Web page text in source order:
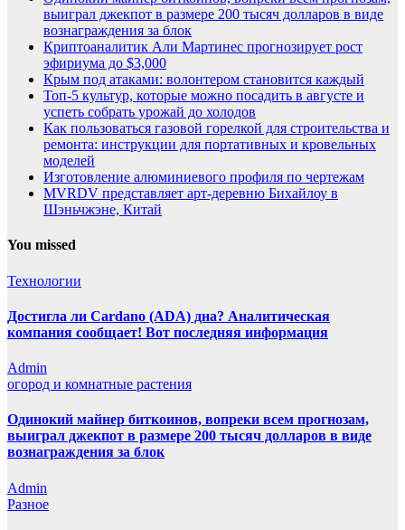
выиграл джекпот в размере 200 тысяч долларов в виде
вознаграждения за блок
Криптоаналитик Али Мартинес прогнозирует рост
эфириума до $3,000
Крым под атаками: волонтером становится каждый
Топ-5 культур, которые можно посадить в августе и
успеть собрать урожай до холодов
Как пользоваться газовой горелкой для строительства и
ремонта: инструкции для портативных и кровельных
моделей
Изготовление алюминиевого профиля по чертежам
MVRDV представляет арт-деревню Бихайлоу в
Шэньчжэне, Китай
You missed
Технологии
Достигла ли Cardano (ADA) дна? Аналитическая
компания сообщает! Вот последняя информация
Admin
огород и комнатные растения
Одинокий майнер биткоинов, вопреки всем прогнозам,
выиграл джекпот в размере 200 тысяч долларов в виде
вознаграждения за блок
Admin
Разное